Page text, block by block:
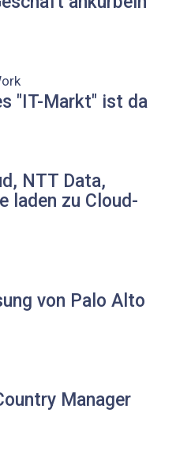
"IT-Markt" ist da
NTT Data,
laden zu Cloud-
von Palo Alto
Manager